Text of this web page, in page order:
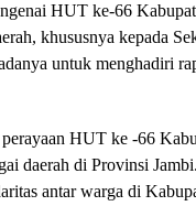
HUT ke-66
khususnya kepada
untuk menghadiri
HUT ke -66
daerah di Provinsi
antar warga di